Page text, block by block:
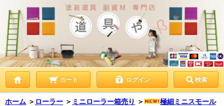
カート ログイン 検索
ホーム ＞ ローラー ＞ ミニローラー箱売り ＞
極細ミニスモール